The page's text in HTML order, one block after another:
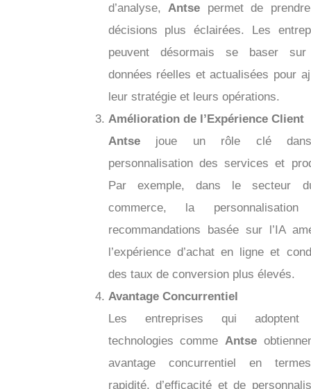
d’analyse,Antse permet de
décisions plus éclairées. Les
peuvent désormais se baser
données réelles et actualisées pour
leur stratégie et leurs opérations.
Amélioration de l’Expérience Client
Antsejoue un rôle clé
personnalisation des services et
Par exemple, dans le secteur
commerce, la
recommandations basée sur l’IA
l’expérience d’achat en ligne et
des taux de conversion plus élevés.
Avantage Concurrentiel
Les entreprises qui adoptent
technologies commeAntse
avantage concurrentiel en
rapidité, d’efficacité et de